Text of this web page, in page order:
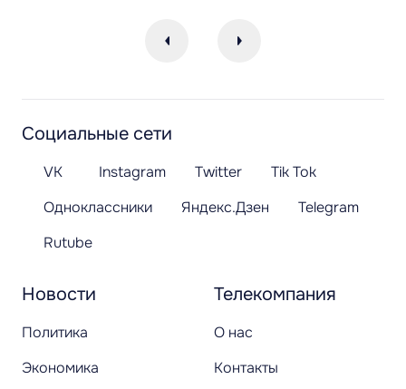
Новости
Политика
Экономика
Телекомпания
О нас
Контакты
Социальные сети
VK Instagram Twitter
Tik Tok
Одноклассники
Яндекс.Дзен
Telegram
Rutube